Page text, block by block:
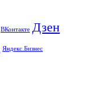
ВКонтакте Дзен
Яндекс.Бизнес